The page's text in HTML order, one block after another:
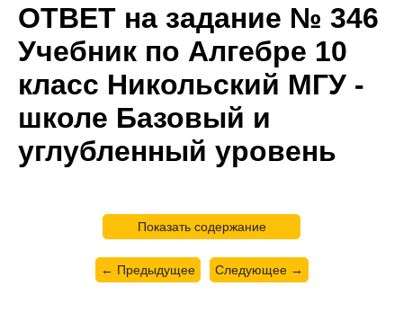
ОТВЕТ на задание № 346
Учебник по Алгебре 10
класс Никольский МГУ -
школе Базовый и
углубленный уровень
Показать содержание
← Предыдущее Следующее →